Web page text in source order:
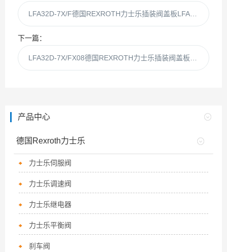
下一篇：
产品中心
德国Rexroth力士乐
力士乐伺服阀
力士乐调速阀
力士乐继电器
力士乐平衡阀
刹车阀